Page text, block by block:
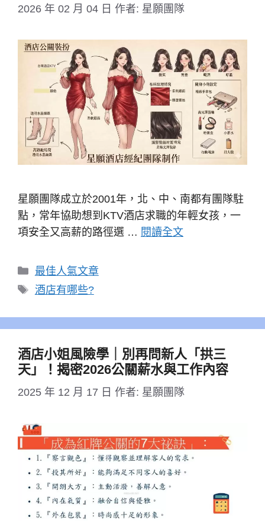
2026 年 02 月 04 日 作者: 星願團隊
星願團隊成立於2001年，北、中、南都有團隊駐
點，常年協助想到KTV酒店求職的年輕女孩，一
項安全又高薪的路徑選 … 閱讀全文
分
類
最佳人氣文章
標
酒店有哪些?
酒店小姐風險學｜別再問新人「拱三
天」！揭密2026公關薪水與工作內容
2025 年 12 月 17 日 作者: 星願團隊